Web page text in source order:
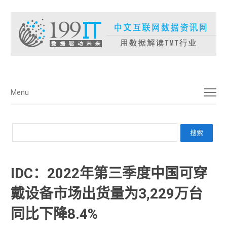
菜单
Menu
IDC：2022年第三季度中国可穿
戴设备市场出货量为3,229万台
同比下降8.4%